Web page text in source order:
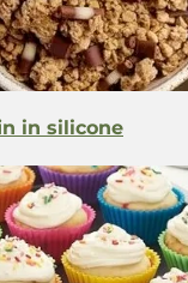
in silicone